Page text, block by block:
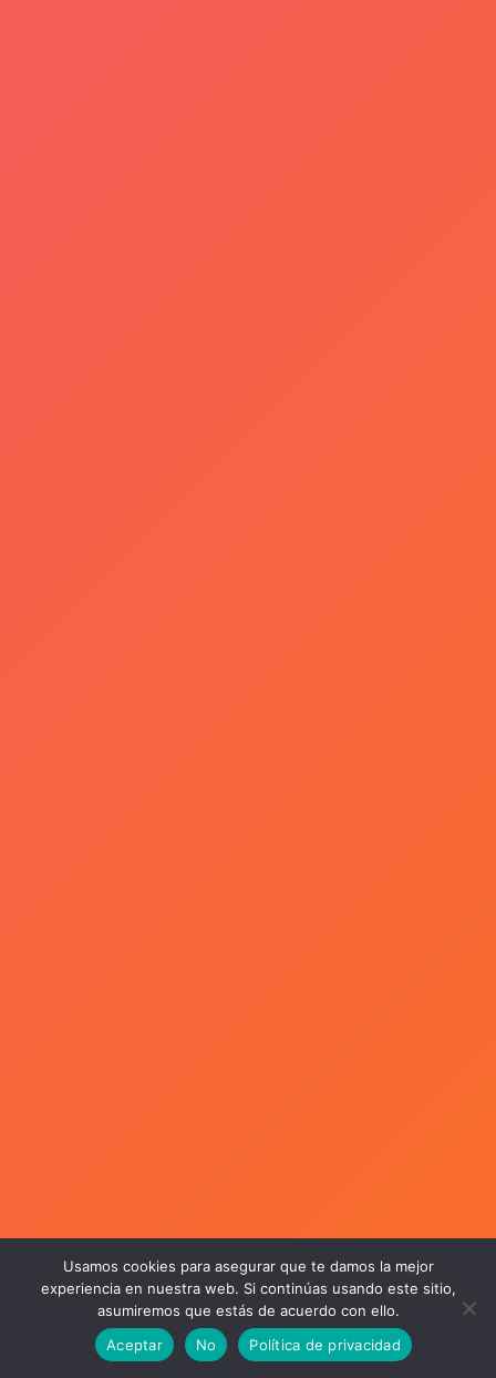
Usamos cookies para asegurar que te damos la mejor
experiencia en nuestra web. Si continúas usando este sitio,
asumiremos que estás de acuerdo con ello.
Aceptar
No Política de privacidad